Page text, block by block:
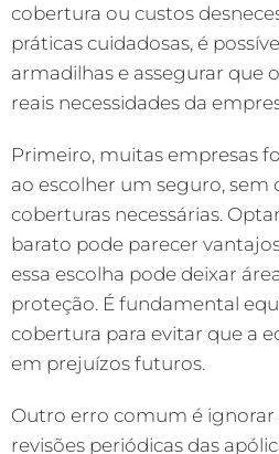
cobertura ou custos
práticas cuidadosas, é
armadilhas e assegurar que
reais necessidades da
Primeiro, muitas empresas
ao escolher um seguro, sem
coberturas necessárias.
barato pode parecer
essa escolha pode deixar
proteção. É fundamental
cobertura para evitar que a
em prejuízos futuros.
Outro erro comum é
revisões periódicas das